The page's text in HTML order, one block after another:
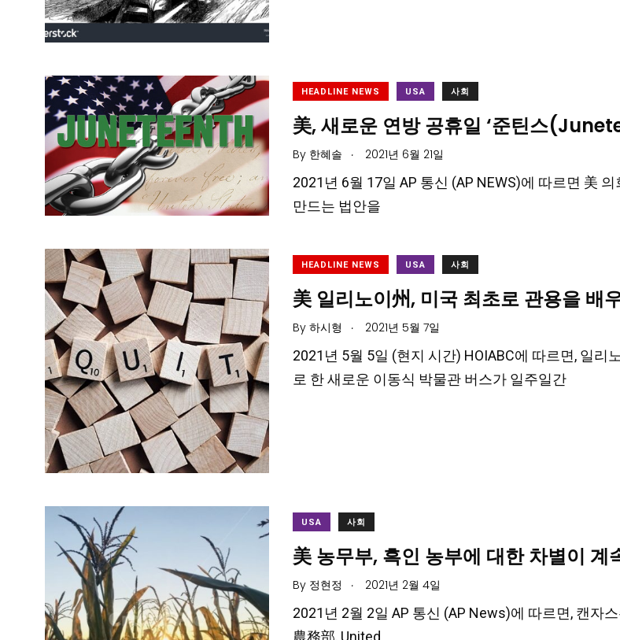
HEADLINE NEWS USA 사회
美, 새로운 연방 공휴일 ‘준틴스
By 한혜솔 . 2021년 6월 21일
2021년 6월 17일 AP 통신 (AP NEWS)에 따르면 美
만드는 법안을
HEADLINE NEWS USA 사회
美 일리노이州, 미국 최초로 관용을 배
By 하시형 . 2021년 5월 7일
2021년 5월 5일 (현지 시간) HOIABC에 따르면, 일
로 한 새로운 이동식 박물관 버스가 일주일간
USA 사회
美 농무부, 흑인 농부에 대한 차별이 계
By 정현정 . 2021년 2월 4일
2021년 2월 2일 AP 통신 (AP News)에 따르면, 캔자
農務部, United